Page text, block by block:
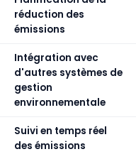
réduction des
émissions
Intégration avec
d'autres systèmes de
gestion
environnementale
Suivi en temps réel
des émissions